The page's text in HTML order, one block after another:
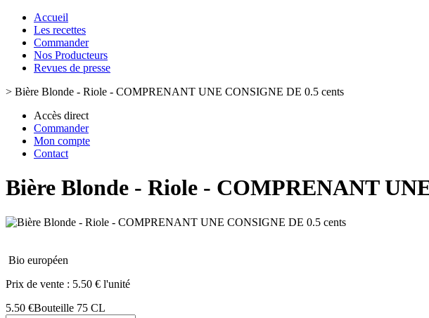
Accueil
Les recettes
Commander
Nos Producteurs
Revues de presse
> Bière Blonde - Riole - COMPRENANT UNE CONSIGNE DE 0.5 cents
Accès direct
Commander
Mon compte
Contact
Bière Blonde - Riole - COMPRENANT
Bio européen
Prix de vente : 5.50 € l'unité
5.50 €Bouteille 75 CL